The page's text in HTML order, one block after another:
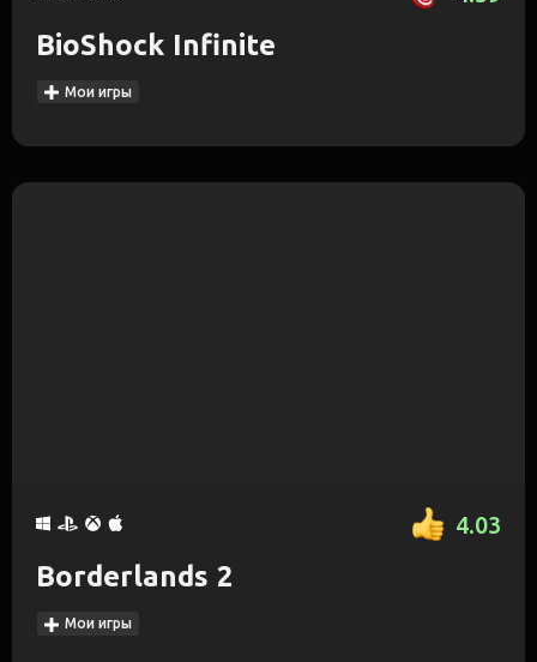
BioShock Infinite
Мои игры
4.03
Borderlands 2
Мои игры